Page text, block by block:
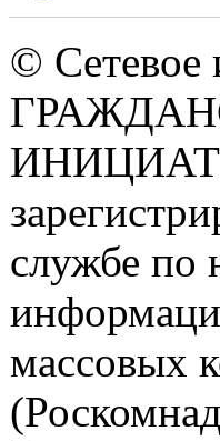
©
службе по
массовых